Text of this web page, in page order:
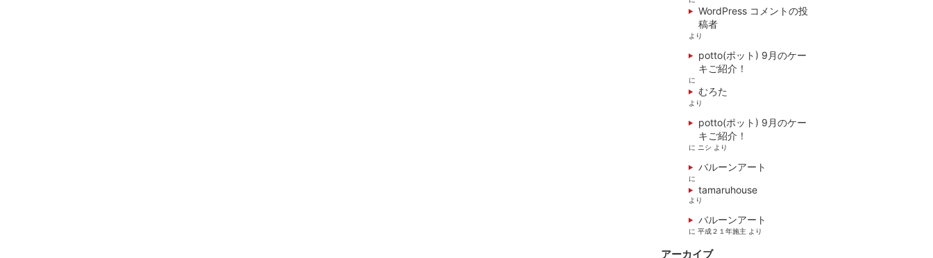
WordPress コメントの投
稿者
より
potto(ポット) 9月のケー
キご紹介！
に
むろた
より
potto(ポット) 9月のケー
キご紹介！
に ニシ より
バルーンアート
に
tamaruhouse
より
バルーンアート
に 平成２１年施主 より
アーカイブ